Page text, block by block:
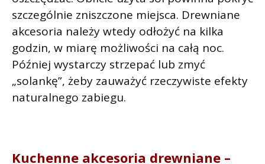
szczególnie zniszczone miejsca. Drewniane
akcesoria należy wtedy odłożyć na kilka
godzin, w miarę możliwości na całą noc.
Później wystarczy strzepać lub zmyć
„solankę”, żeby zauważyć rzeczywiste efekty
naturalnego zabiegu.
Kuchenne akcesoria drewniane –